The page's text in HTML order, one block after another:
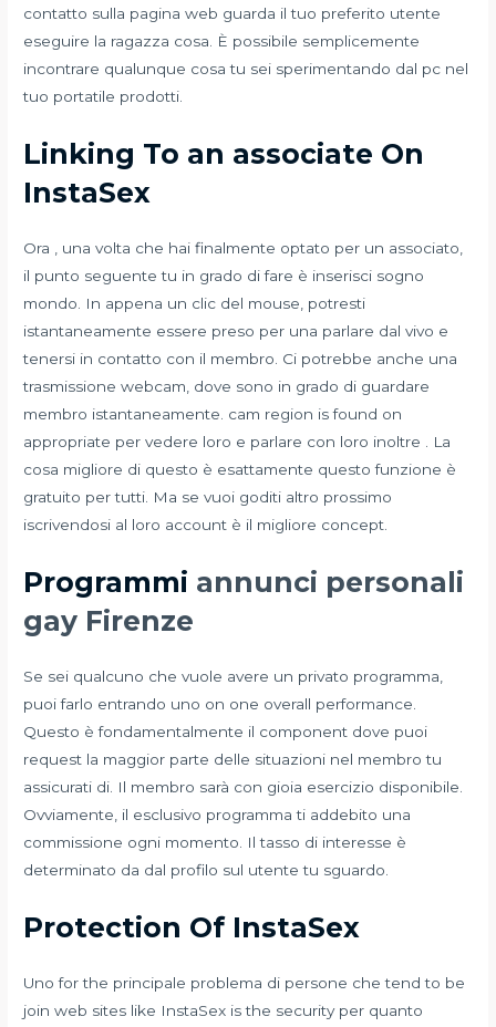
contatto sulla pagina web guarda il tuo preferito utente
eseguire la ragazza cosa. È possibile semplicemente
incontrare qualunque cosa tu sei sperimentando dal pc nel
tuo portatile prodotti.
Linking To an associate On
InstaSex
Ora , una volta che hai finalmente optato per un associato,
il punto seguente tu in grado di fare è inserisci sogno
mondo. In appena un clic del mouse, potresti
istantaneamente essere preso per una parlare dal vivo e
tenersi in contatto con il membro. Ci potrebbe anche una
trasmissione webcam, dove sono in grado di guardare
membro istantaneamente. cam region is found on
appropriate per vedere loro e parlare con loro inoltre . La
cosa migliore di questo è esattamente questo funzione è
gratuito per tutti. Ma se vuoi goditi altro prossimo
iscrivendosi al loro account è il migliore concept.
Programmi annunci personali
gay Firenze
Se sei qualcuno che vuole avere un privato programma,
puoi farlo entrando uno on one overall performance.
Questo è fondamentalmente il component dove puoi
request la maggior parte delle situazioni nel membro tu
assicurati di. Il membro sarà con gioia esercizio disponibile.
Ovviamente, il esclusivo programma ti addebito una
commissione ogni momento. Il tasso di interesse è
determinato da dal profilo sul utente tu sguardo.
Protection Of InstaSex
Uno for the principale problema di persone che tend to be
join web sites like InstaSex is the security per quanto